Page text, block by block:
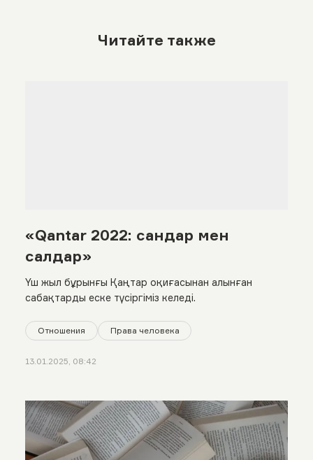
Читайте также
«Qantar 2022: сандар мен
салдар»
Үш жыл бұрынғы Қаңтар оқиғасынан алынған
сабақтарды еске түсіргіміз келеді.
Отношения Права человека
13.01.2025, 08:42